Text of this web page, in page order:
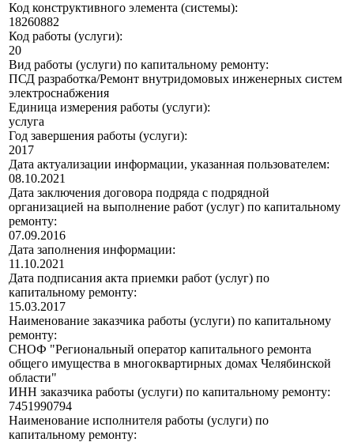
Код конструктивного элемента (системы):
18260882
Код работы (услуги):
20
Вид работы (услуги) по капитальному ремонту:
ПСД разработка/Ремонт внутридомовых инженерных систем
электроснабжения
Единица измерения работы (услуги):
услуга
Год завершения работы (услуги):
2017
Дата актуализации информации, указанная пользователем:
08.10.2021
Дата заключения договора подряда с подрядной
организацией на выполнение работ (услуг) по капитальному
ремонту:
07.09.2016
Дата заполнения информации:
11.10.2021
Дата подписания акта приемки работ (услуг) по
капитальному ремонту:
15.03.2017
Наименование заказчика работы (услуги) по капитальному
ремонту:
СНОФ "Региональный оператор капитального ремонта
общего имущества в многоквартирных домах Челябинской
области"
ИНН заказчика работы (услуги) по капитальному ремонту:
7451990794
Наименование исполнителя работы (услуги) по
капитальному ремонту: